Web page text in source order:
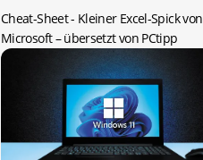
Cheat-Sheet - Kleiner Excel-Spick von
Microsoft – übersetzt von PCtipp